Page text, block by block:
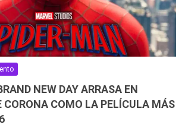
NEW DAY ARRASA EN
CORONA COMO LA PELÍCULA MÁS